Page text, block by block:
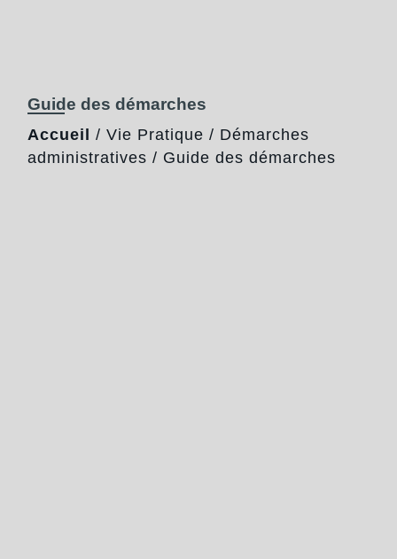
Guide des démarches
Accueil / Vie Pratique / Démarches
administratives / Guide des démarches